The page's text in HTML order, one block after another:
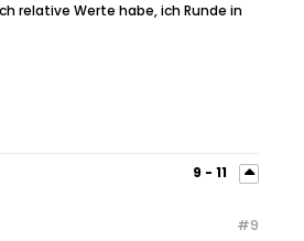
relative Werte habe, ich Runde in
9 - 11
#9